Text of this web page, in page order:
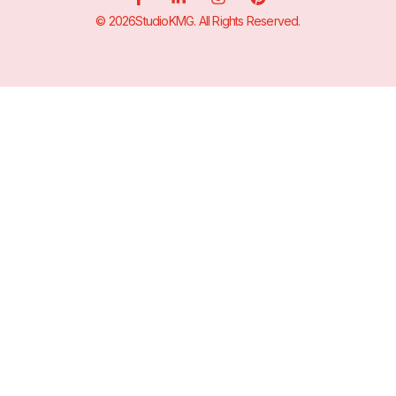
© 2026StudioKMG. All Rights Reserved.